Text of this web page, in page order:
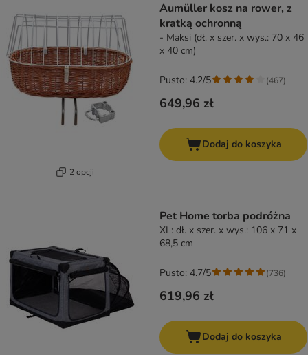
2 opcji
Aumüller kosz na rower, z
kratką ochronną
- Maksi (dł. x szer. x wys.: 70 x 46
x 40 cm)
649,96 zł
Pusto: 4.2/5 (467)
Dodaj do koszyka
Pet Home torba podróżna
XL: dł. x szer. x wys.: 106 x 71 x
68,5 cm
619,96 zł
Pusto: 4.7/5 (736)
Dodaj do koszyka